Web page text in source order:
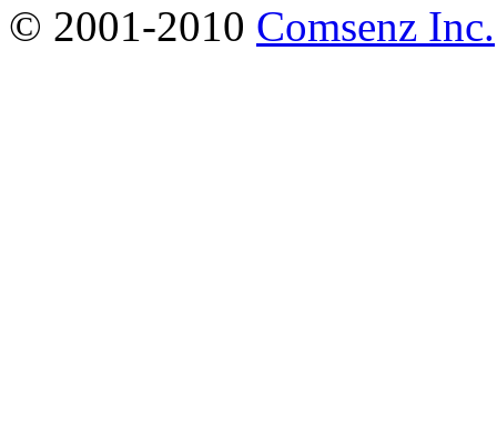
© 2001-2010 Comsenz Inc.